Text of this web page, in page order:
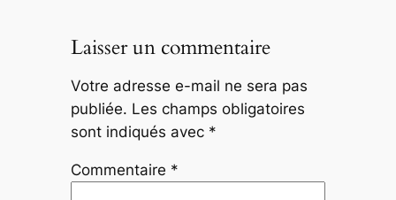
Laisser un commentaire
Votre adresse e-mail ne sera pas
publiée. Les champs obligatoires
sont indiqués avec *
Commentaire *